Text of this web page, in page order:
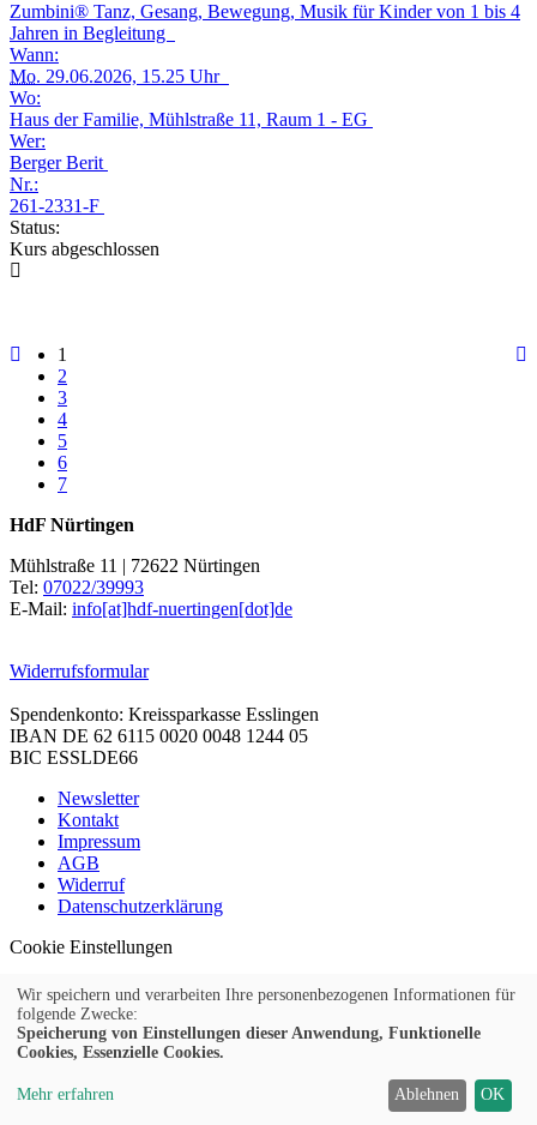
Zumbini® Tanz, Gesang, Bewegung, Musik für Kinder von 1 bis 4
Jahren in Begleitung
Wann:
Mo. 29.06.2026, 15.25 Uhr
Wo:
Haus der Familie, Mühlstraße 11, Raum 1 - EG
Wer:
Berger Berit
Nr.:
261-2331-F
Status:
Kurs abgeschlossen
1
2
3
4
5
6
7
HdF Nürtingen
Mühlstraße 11 | 72622 Nürtingen
Tel: 07022/39993
E-Mail: info[at]hdf-nuertingen[dot]de
Widerrufsformular
Spendenkonto: Kreissparkasse Esslingen
IBAN DE 62 6115 0020 0048 1244 05
BIC ESSLDE66
Newsletter
Kontakt
Impressum
AGB
Widerruf
Datenschutzerklärung
Cookie Einstellungen
© 2026 Kubus Software GmbH
Wir speichern und verarbeiten Ihre personenbezogenen Informationen für
folgende Zwecke:
Speicherung von Einstellungen dieser Anwendung, Funktionelle
Cookies, Essenzielle Cookies.
Mehr erfahren Ablehnen OK